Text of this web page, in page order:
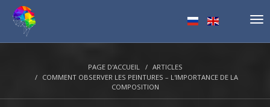
PAGE D'ACCUEIL
ARTICLES
COMMENT OBSERVER LES PEINTURES – L'IMPORTANCE DE LA
COMPOSITION